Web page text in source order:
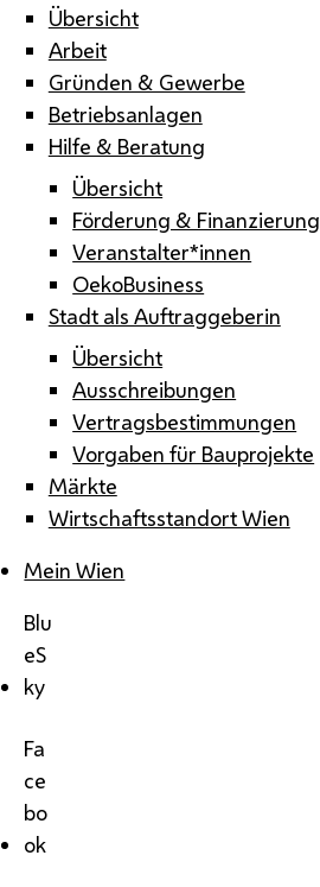
Übersicht
Arbeit
Gründen & Gewerbe
Betriebsanlagen
Hilfe & Beratung
Übersicht
Förderung & Finanzierung
Veranstalter*innen
OekoBusiness
Stadt als Auftraggeberin
Übersicht
Ausschreibungen
Vertragsbestimmungen
Vorgaben für Bauprojekte
Märkte
Wirtschaftsstandort Wien
Mein Wien
Blu
eS
ky
Fa
ce
bo
ok